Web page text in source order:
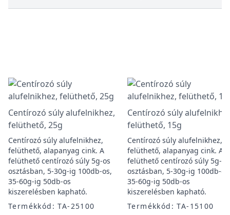
Centírozó súly alufelnikhez,
felüthető, 25g
Centírozó súly alufelnikhez,
felüthető, alapanyag cink. A
felüthető centírozó súly 5g-os
osztásban, 5-30g-ig 100db-os,
35-60g-ig 50db-os
kiszerelésben kapható.
Termékkód: TA-25100
Centírozó súly
felüthető, 15g
Centírozó súly alufelnikhez,
felüthető, alapanyag cink. A
felüthető centírozó súly 5g-os
osztásban, 5-30g-ig 100db-
35-60g-ig 50db-os
kiszerelésben kapható.
Termékkód: TA-15100